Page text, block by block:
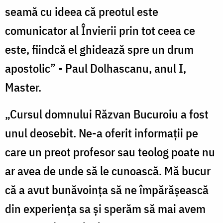
seamă cu ideea că preotul este
comunicator al Învierii prin tot ceea ce
este, fiindcă el ghidează spre un drum
apostolic” - Paul Dolhascanu, anul I,
Master.
„Cursul domnului Răzvan Bucuroiu a fost
unul deosebit. Ne-a oferit informaţii pe
care un preot profesor sau teolog poate nu
ar avea de unde să le cunoască. Mă bucur
că a avut bunăvoinţa să ne împărăşească
din experienţa sa şi sperăm să mai avem